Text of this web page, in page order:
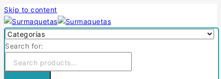
Skip to content
Search for: